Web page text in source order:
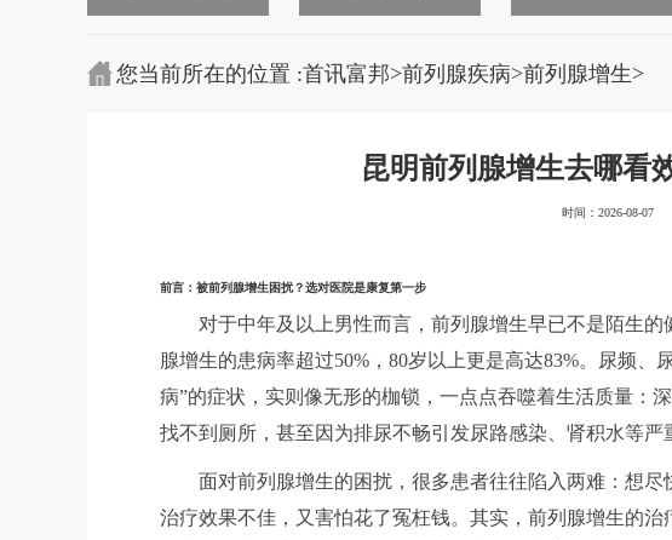
您当前所在的位置 :首讯富邦>前列腺疾病>前列腺增生>
昆明前列腺增生去哪看
时间：2026-08-07
前言：被前列腺增生困扰？选对医院是康复第一步
对于中年及以上男性而言，前列腺增生早已不是陌生
腺增生的患病率超过50%，80岁以上更是高达83%。尿频
病”的症状，实则像无形的枷锁，一点点吞噬着生活质量：
找不到厕所，甚至因为排尿不畅引发尿路感染、肾积水等严
面对前列腺增生的困扰，很多患者往往陷入两难：想
治疗效果不佳，又害怕花了冤枉钱。其实，前列腺增生的治